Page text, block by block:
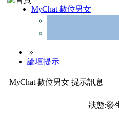
MyChat 數位男女
»
論壇提示
MyChat 數位男女 提示訊息
狀態:發